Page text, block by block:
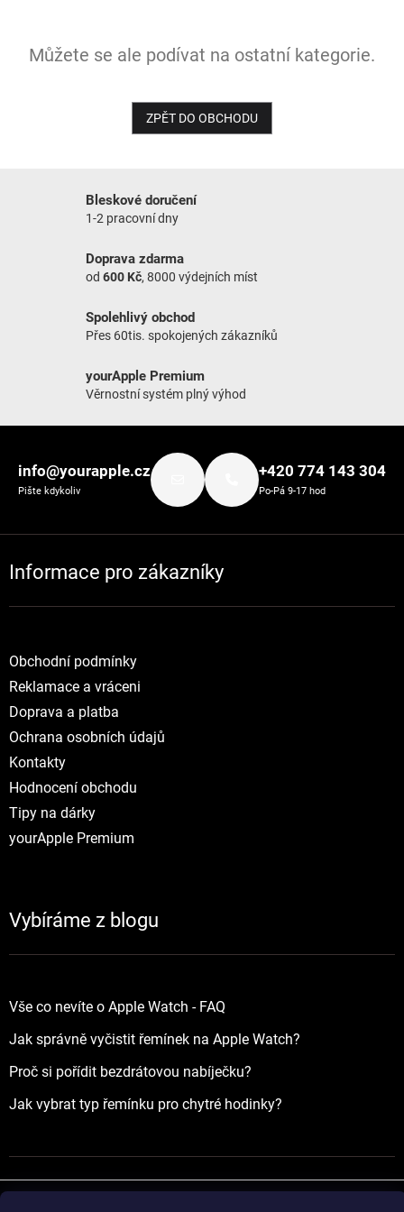
Můžete se ale podívat na ostatní kategorie.
ZPĚT DO OBCHODU
Bleskové doručení
1-2 pracovní dny
Doprava zdarma
od 600 Kč, 8000 výdejních míst
Spolehlivý obchod
Přes 60tis. spokojených zákazníků
yourApple Premium
Věrnostní systém plný výhod
info@yourapple.cz
Pište kdykoliv
+420 774 143 304
Po-Pá 9-17 hod
Informace pro zákazníky
Obchodní podmínky
Reklamace a vráceni
Doprava a platba
Ochrana osobních údajů
Kontakty
Hodnocení obchodu
Tipy na dárky
yourApple Premium
Vybíráme z blogu
Vše co nevíte o Apple Watch - FAQ
Jak správně vyčistit řemínek na Apple Watch?
Proč si pořídit bezdrátovou nabíječku?
Jak vybrat typ řemínku pro chytré hodinky?